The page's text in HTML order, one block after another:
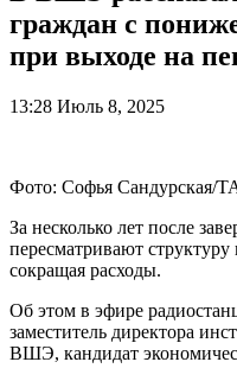
граждан с
при выходе на
13:28 Июль 8, 2025
Фото: Софья Сандурская/
За несколько лет после
пересматривают структуру
сокращая расходы.
Об этом в эфире
заместитель директора
ВШЭ, кандидат